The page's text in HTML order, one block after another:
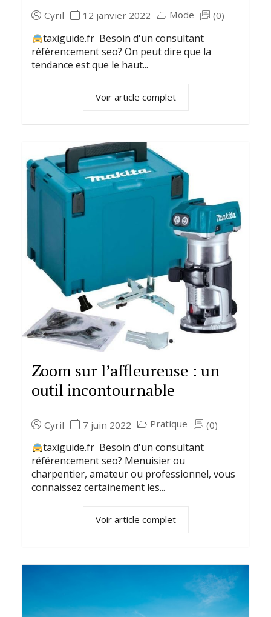
Cyril 12 janvier 2022 Mode (0)
taxiguide.fr Besoin d'un consultant
référencement seo? On peut dire que la
tendance est que le haut...
Voir article complet
Zoom sur l’affleureuse : un
outil incontournable
Cyril 7 juin 2022 Pratique (0)
taxiguide.fr Besoin d'un consultant
référencement seo? Menuisier ou
charpentier, amateur ou professionnel, vous
connaissez certainement les...
Voir article complet